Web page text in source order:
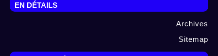
EN DÉTAILS
Archives
Sitemap